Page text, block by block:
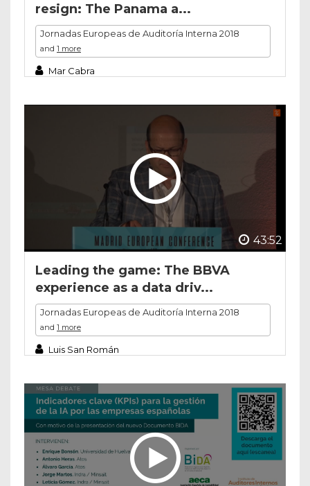
resign: The Panama a...
Jornadas Europeas de Auditoría Interna 2018
and 1 more
Mar Cabra
43:52
Leading the game: The BBVA
experience as a data driv...
Jornadas Europeas de Auditoría Interna 2018
and 1 more
Luis San Román